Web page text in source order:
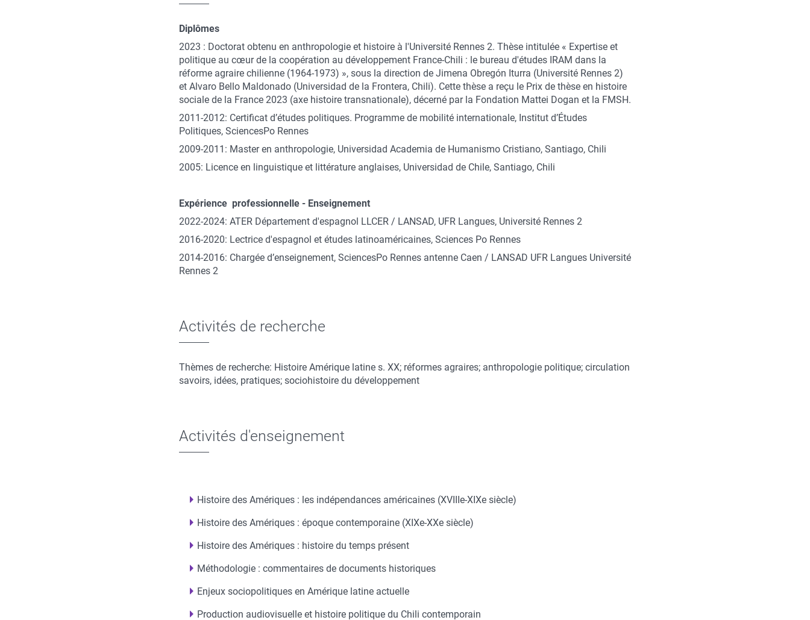
Diplômes
2023 : Doctorat obtenu en anthropologie et histoire à l'Université Rennes 2. Thèse intitulée « Expertise et
politique au cœur de la coopération au développement France-Chili : le bureau d'études IRAM dans la
réforme agraire chilienne (1964-1973) », sous la direction de Jimena Obregón Iturra (Université Rennes 2)
et Alvaro Bello Maldonado (Universidad de la Frontera, Chili). Cette thèse a reçu le Prix de thèse en histoire
sociale de la France 2023 (axe histoire transnationale), décerné par la Fondation Mattei Dogan et la FMSH.
2011-2012: Certificat d’études politiques. Programme de mobilité internationale, Institut d’Études
Politiques, SciencesPo Rennes
2009-2011: Master en anthropologie, Universidad Academia de Humanismo Cristiano, Santiago, Chili
2005: Licence en linguistique et littérature anglaises, Universidad de Chile, Santiago, Chili
Expérience professionnelle - Enseignement
2022-2024: ATER Département d'espagnol LLCER / LANSAD, UFR Langues, Université Rennes 2
2016-2020: Lectrice d'espagnol et études latinoaméricaines, Sciences Po Rennes
2014-2016: Chargée d’enseignement, SciencesPo Rennes antenne Caen / LANSAD UFR Langues Université
Rennes 2
Activités de recherche
Thèmes de recherche: Histoire Amérique latine s. XX; réformes agraires; anthropologie politique; circulation
savoirs, idées, pratiques; sociohistoire du développement
Activités d'enseignement
Histoire des Amériques : les indépendances américaines (XVIIIe-XIXe siècle)
Histoire des Amériques : époque contemporaine (XIXe-XXe siècle)
Histoire des Amériques : histoire du temps présent
Méthodologie : commentaires de documents historiques
Enjeux sociopolitiques en Amérique latine actuelle
Production audiovisuelle et histoire politique du Chili contemporain